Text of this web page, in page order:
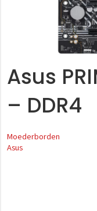
Asus
– DDR4
Moederborden
Asus